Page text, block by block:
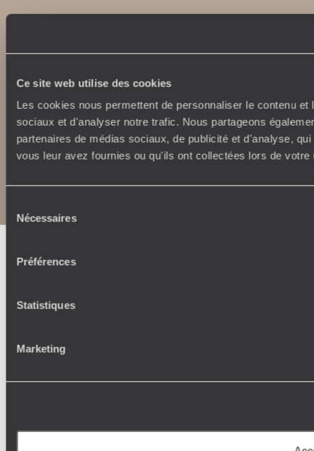
Ce site web utilise des cookies
Les cookies nous permettent de personnaliser le contenu
sociaux et d'analyser notre trafic. Nous partageons
partenaires de médias sociaux, de publicité et d'analyse,
vous leur avez fournies ou qu'ils ont collectées lors de
Nécessaires
Préférences
Statistiques
Marketing